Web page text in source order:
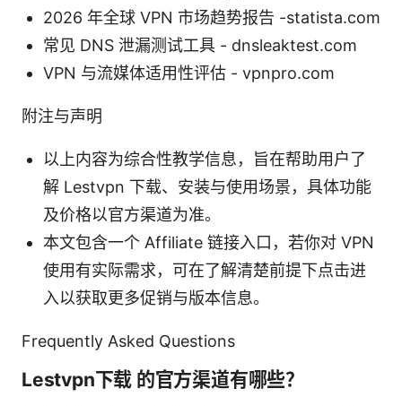
2026 年全球 VPN 市场趋势报告 -statista.com
常见 DNS 泄漏测试工具 - dnsleaktest.com
VPN 与流媒体适用性评估 - vpnpro.com
附注与声明
以上内容为综合性教学信息，旨在帮助用户了
解 Lestvpn 下载、安装与使用场景，具体功能
及价格以官方渠道为准。
本文包含一个 Affiliate 链接入口，若你对 VPN
使用有实际需求，可在了解清楚前提下点击进
入以获取更多促销与版本信息。
Frequently Asked Questions
Lestvpn下载 的官方渠道有哪些？